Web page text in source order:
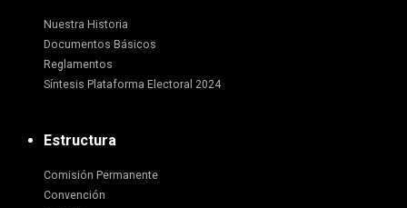
Nuestra Historia
Documentos Básicos
Reglamentos
Síntesis Plataforma Electoral 2024
Estructura
Comisión Permanente
Convención